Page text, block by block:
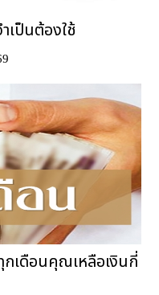
เป็นต้องใช้
เดือนคุณเหลือเงินกี่